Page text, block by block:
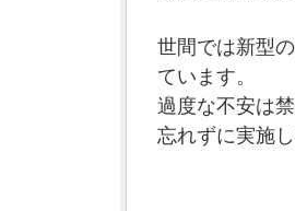
世間では新型
ています。
過度な不安は
忘れずに実施